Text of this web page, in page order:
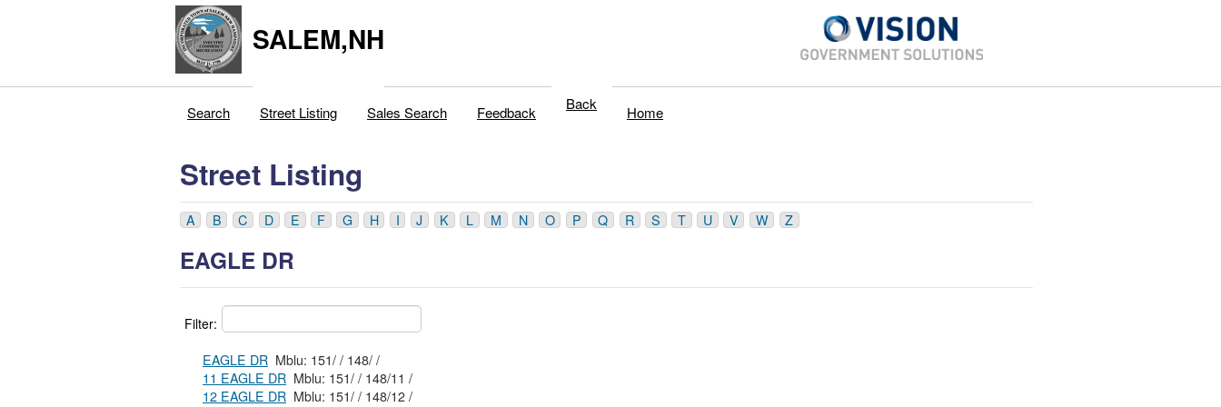
SALEM,NH
Search Street Listing Sales Search Feedback Back Home
Street Listing
A B C D E F G H I J K L M N O P Q R S T U V W Z
EAGLE DR
Filter:
EAGLE DR
Mblu: 151/ / 148/ /
11 EAGLE DR
Mblu: 151/ / 148/11 /
12 EAGLE DR
Mblu: 151/ / 148/12 /